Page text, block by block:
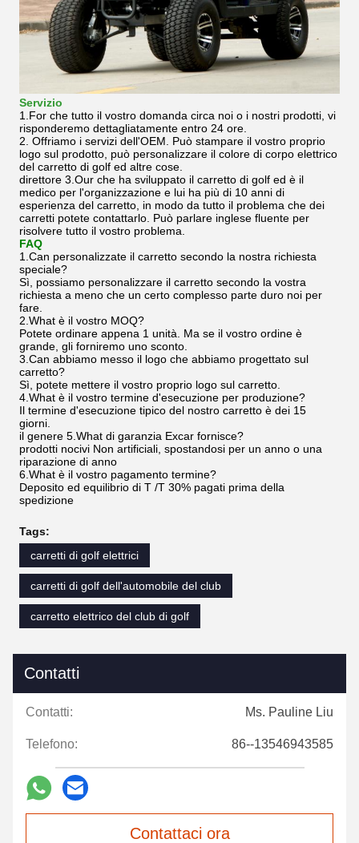
Servizio
1.For che tutto il vostro domanda circa noi o i nostri prodotti, vi
risponderemo dettagliatamente entro 24 ore.
2. Offriamo i servizi dell'OEM. Può stampare il vostro proprio
logo sul prodotto, può personalizzare il colore di corpo elettrico
del carretto di golf ed altre cose.
direttore 3.Our che ha sviluppato il carretto di golf ed è il
medico per l'organizzazione e lui ha più di 10 anni di
esperienza del carretto, in modo da tutto il problema che dei
carretti potete contattarlo. Può parlare inglese fluente per
risolvere tutto il vostro problema.
FAQ
1.Can personalizzate il carretto secondo la nostra richiesta
speciale?
Sì, possiamo personalizzare il carretto secondo la vostra
richiesta a meno che un certo complesso parte duro noi per
fare.
2.What è il vostro MOQ?
Potete ordinare appena 1 unità. Ma se il vostro ordine è
grande, gli forniremo uno sconto.
3.Can abbiamo messo il logo che abbiamo progettato sul
carretto?
Sì, potete mettere il vostro proprio logo sul carretto.
4.What è il vostro termine d'esecuzione per produzione?
Il termine d'esecuzione tipico del nostro carretto è dei 15
giorni.
il genere 5.What di garanzia Excar fornisce?
prodotti nocivi Non artificiali, spostandosi per un anno o una
riparazione di anno
6.What è il vostro pagamento termine?
Deposito ed equilibrio di T /T 30% pagati prima della
spedizione
Tags:
carretti di golf elettrici
carretti di golf dell'automobile del club
carretto elettrico del club di golf
Contatti
Contatti: Ms. Pauline Liu
Telefono: 86--13546943585
Contattaci ora